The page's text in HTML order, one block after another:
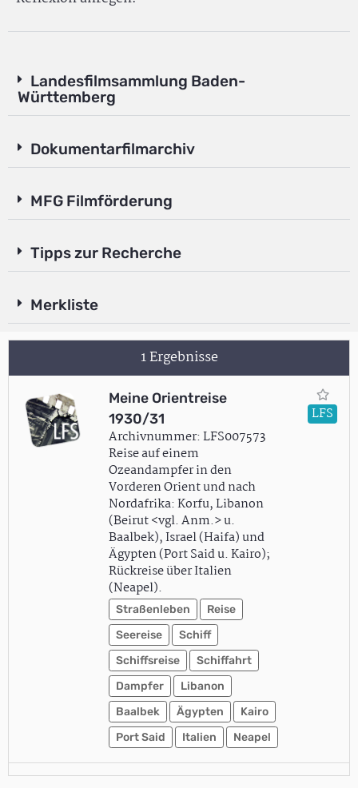
Landesfilmsammlung Baden-
Württemberg
Dokumentarfilmarchiv
MFG Filmförderung
Tipps zur Recherche
Merkliste
1 Ergebnisse
Meine Orientreise
1930/31
Archivnummer: LFS007573
Reise auf einem
Ozeandampfer in den
Vorderen Orient und nach
Nordafrika: Korfu, Libanon
(Beirut <vgl. Anm.> u.
Baalbek), Israel (Haifa) und
Ägypten (Port Said u. Kairo);
Rückreise über Italien
(Neapel).
Straßenleben
Reise
Seereise
Schiff
Schiffsreise
Schiffahrt
Dampfer
Libanon
Baalbek
Ägypten
Kairo
Port Said
Italien Neapel
LFS